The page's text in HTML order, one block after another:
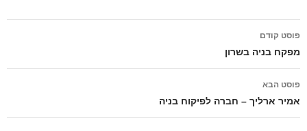
ניווט
בפוסטים
פוסט קודם
מפקח בניה בשרון
פוסט הבא
אמיר ארליך – חברה לפיקוח בניה